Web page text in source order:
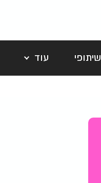
שיתופי
עוד